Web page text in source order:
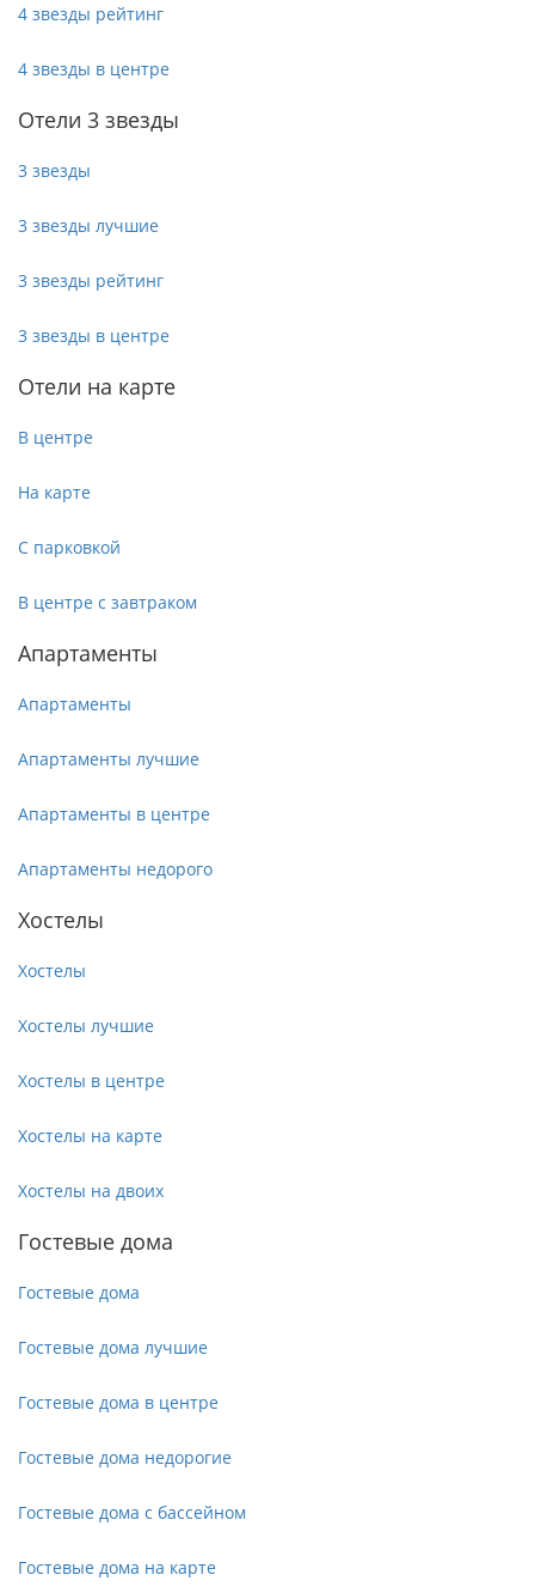
4 звезды рейтинг
4 звезды в центре
Отели 3 звезды
3 звезды
3 звезды лучшие
3 звезды рейтинг
3 звезды в центре
Отели на карте
В центре
На карте
С парковкой
В центре с завтраком
Апартаменты
Апартаменты
Апартаменты лучшие
Апартаменты в центре
Апартаменты недорого
Хостелы
Хостелы
Хостелы лучшие
Хостелы в центре
Хостелы на карте
Хостелы на двоих
Гостевые дома
Гостевые дома
Гостевые дома лучшие
Гостевые дома в центре
Гостевые дома недорогие
Гостевые дома с бассейном
Гостевые дома на карте